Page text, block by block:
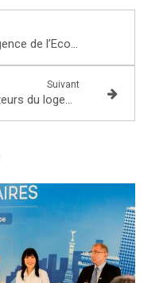
Bilan du fonds d'urgence de l’Economie sociale et solidaire (ESS) en Seine-et-Marne : un bilan positif
Suivant
Suite des auditions des acteurs du logement dans le cadre de l’examen du projet de loi finance de 2022!